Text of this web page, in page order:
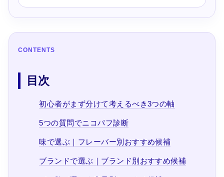
CONTENTS
目次
初心者がまず分けて考えるべき3つの軸
5つの質問でニコパフ診断
味で選ぶ｜フレーバー別おすすめ候補
ブランドで選ぶ｜ブランド別おすすめ候補